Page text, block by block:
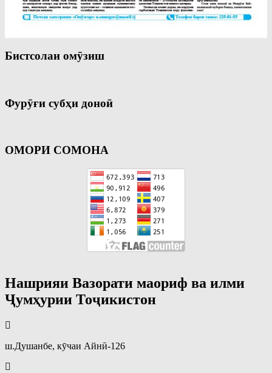
Бистсолаи омӯзиш
Фурӯғи субҳи доноӣ
ОМОРИ СОМОНА
Нашрияи Вазорати маориф ва илми
Ҷумҳурии Тоҷикистон
ш.Душанбе, кӯчаи Айнӣ-126